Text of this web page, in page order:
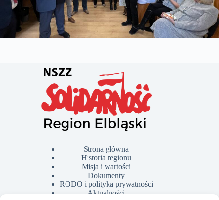
Strona główna
Historia regionu
Misja i wartości
Dokumenty
RODO i polityka prywatności
Aktualności